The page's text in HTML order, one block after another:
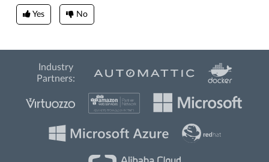
Yes No
Industry
Partners: